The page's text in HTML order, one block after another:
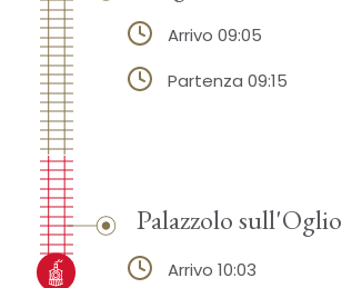
Arrivo 09:05
Partenza 09:15
Palazzolo sull'Oglio
Arrivo 10:03